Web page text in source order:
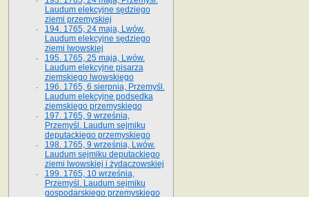
Laudum elekcyjne sędziego
ziemi przemyskiej
194. 1765, 24 maja, Lwów.
Laudum elekcyjne sędziego
ziemi lwowskiej
195. 1765, 25 maja, Lwów.
Laudum elekcyjne pisarza
ziemskiego lwowskiego
196. 1765, 6 sierpnia, Przemyśl.
Laudum elekcyjne podsędka
ziemskiego przemyskiego
197. 1765, 9 września,
Przemyśl. Laudum sejmiku
deputackiego przemyskiego
198. 1765, 9 września, Lwów.
Laudum sejmiku deputackiego
ziemi lwowskiej i żydaczowskiej
199. 1765, 10 września,
Przemyśl. Laudum sejmiku
gospodarskiego przemyskiego